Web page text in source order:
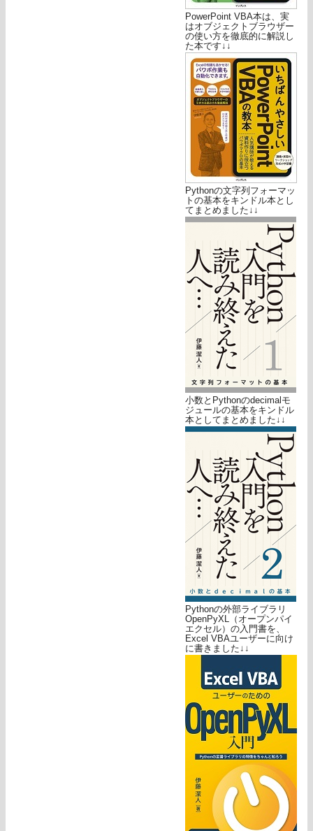
PowerPoint VBA本は、実
はオブジェクトブラウザー
の使い方を徹底的に解説し
た本です↓↓
Pythonの文字列フォーマッ
トの基本をキンドル本とし
てまとめました↓↓
小数とPythonのdecimalモ
ジュールの基本をキンドル
本としてまとめました↓↓
Pythonの外部ライブラリ
OpenPyXL（オープンパイ
エクセル）の入門書を、
Excel VBAユーザーに向け
に書きました↓↓